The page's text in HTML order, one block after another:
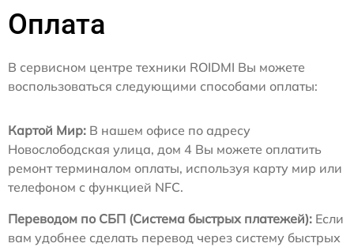
Оплата
В сервисном центре техники ROIDMI Вы можете
воспользоваться следующими способами оплаты:
Картой Мир: В нашем офисе по адресу
Новослободская улица, дом 4 Вы можете оплатить
ремонт терминалом оплаты, используя карту мир или
телефоном с функцией NFC.
Переводом по СБП (Система быстрых платежей): Если
вам удобнее сделать перевод через систему быстрых